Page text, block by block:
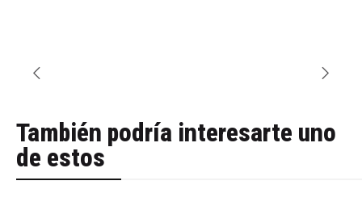
También podría interesarte uno
de estos